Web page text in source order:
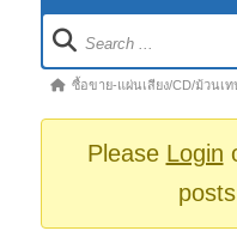
Forum
Navigation
Forumซื้อขาย-แผ่นเสียง/CD/ม้วนเทป
Please Login